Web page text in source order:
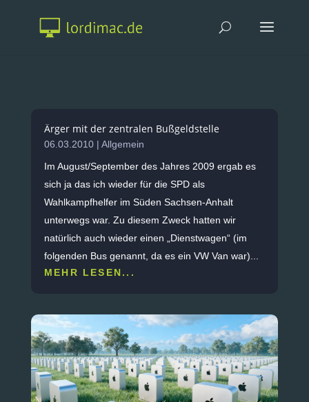
Ärger mit der zentralen Bußgeldstelle
06.03.2010| Allgemein
Im August/September des Jahres 2009 ergab es
sich ja das ich wieder für die SPD als
Wahlkampfhelfer im Süden Sachsen-Anhalt
unterwegs war. Zu diesem Zweck hatten wir
natürlich auch wieder einen „Dienstwagen“ (im
folgenden Bus genannt, da es ein VW Van war)...
MEHR LESEN...